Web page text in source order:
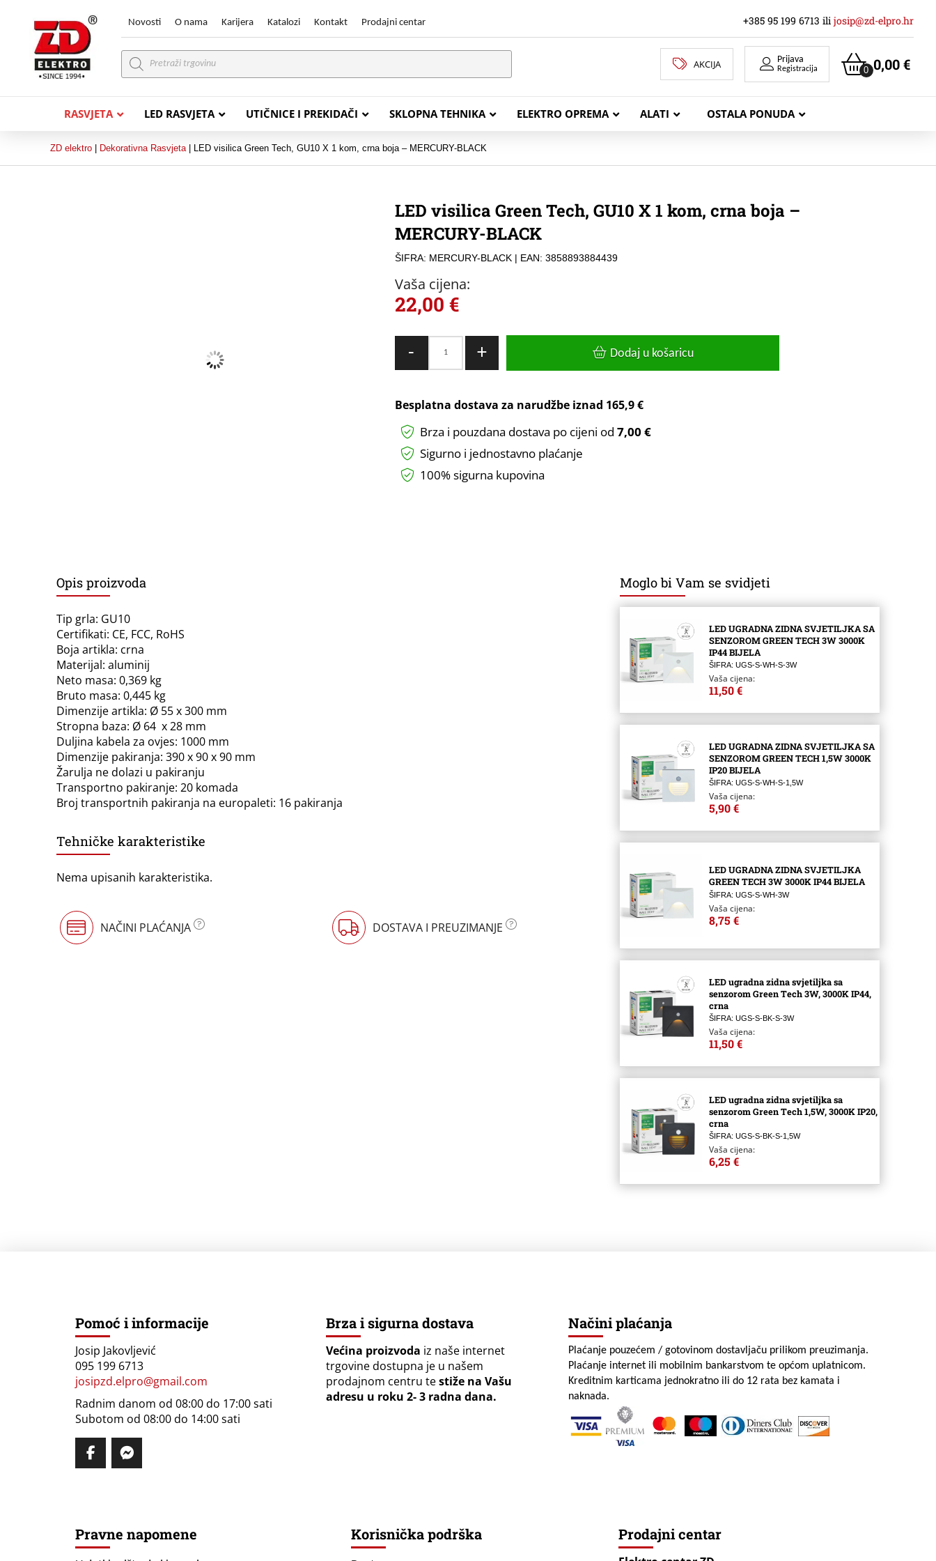
Novosti O nama Karijera Katalozi Kontakt Prodajni centar +385 95 199 6713 ili josip@zd-elpro.hr
Products
search
AKCIJA Prijava
Registracija 0,00€
0
RASVJETA LED RASVJETA UTIČNICE I PREKIDAČI SKLOPNA TEHNIKA ELEKTRO OPREMA ALATI OSTALA PONUDA
FG16OR
NHXH FE180/E90
ZD elektro Dekorativna Rasvjeta| LED visilica Green Tech, GU10 X 1 kom, crna boja – MERCURY-BLACK
LED visilica Green Tech, GU10 X 1 kom, crna boja –
MERCURY-BLACK
ŠIFRA: MERCURY-BLACK| EAN: 3858893884439
Vaša cijena:
22,00 €
-
X
1
+ Dodaj u košaricu
Besplatna dostava za narudžbe iznad 165,9 €
Brza i pouzdana dostava po cijeni od 7,00 €
Sigurno i jednostavno plaćanje
100% sigurna kupovina
Opis proizvoda
Tip grla: GU10
Certifikati: CE, FCC, RoHS
Boja artikla: crna
Materijal: aluminij
Neto masa: 0,369 kg
Bruto masa: 0,445 kg
Dimenzije artikla: Ø 55 x 300 mm
Stropna baza: Ø 64 x 28 mm
Duljina kabela za ovjes: 1000 mm
Dimenzije pakiranja: 390 x 90 x 90 mm
Žarulja ne dolazi u pakiranju
Transportno pakiranje: 20 komada
Broj transportnih pakiranja na europaleti: 16 pakiranja
Tehničke karakteristike
Nema upisanih karakteristika.
NAČINI PLAĆANJA DOSTAVA I PREUZIMANJE
Moglo bi Vam se svidjeti
LED UGRADNA ZIDNA SVJETILJKA SA
SENZOROM GREEN TECH 3W 3000K
IP44 BIJELA
ŠIFRA: UGS-S-WH-S-3W
Vaša cijena:
11,50 €
LED UGRADNA ZIDNA SVJETILJKA SA
SENZOROM GREEN TECH 1,5W 3000K
IP20 BIJELA
ŠIFRA: UGS-S-WH-S-1,5W
Vaša cijena:
5,90 €
LED UGRADNA ZIDNA SVJETILJKA
GREEN TECH 3W 3000K IP44 BIJELA
ŠIFRA: UGS-S-WH-3W
Vaša cijena:
8,75 €
LED ugradna zidna svjetiljka sa
senzorom Green Tech 3W, 3000K IP44,
crna
ŠIFRA: UGS-S-BK-S-3W
Vaša cijena:
11,50 €
LED ugradna zidna svjetiljka sa
senzorom Green Tech 1,5W, 3000K IP20,
crna
ŠIFRA: UGS-S-BK-S-1,5W
Vaša cijena:
6,25 €
Pomoć i informacije
Josip Jakovljević
095 199 6713
josipzd.elpro@gmail.com
Radnim danom od 08:00 do 17:00 sati
Subotom od 08:00 do 14:00 sati
Brza i sigurna dostava
Većina proizvoda iz naše internet
trgovine dostupna je u našem
prodajnom centru testiže na Vašu
adresu u roku 2- 3 radna dana.
Načini plaćanja
Plaćanje pouzećem / gotovinom dostavljaču prilikom preuzimanja.
Plaćanje internet ili mobilnim bankarstvom te općom uplatnicom.
Kreditnim karticama jednokratno ili do 12 rata bez kamata i
naknada.
Pravne napomene Korisnička podrška Prodajni centar